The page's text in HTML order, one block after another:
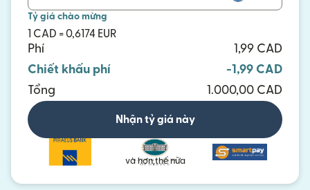
Tỷ giá chào mừng
1 CAD = 0,6174 EUR
Phí
1,99 CAD
Chiết khấu phí
-1,99 CAD
Tổng
1.000,00 CAD
Nhận tỷ giá này
và hơn thế nữa